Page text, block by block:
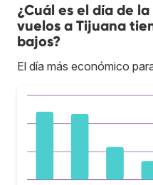
¿Cuál es el día de
vuelos a Tijuana
bajos?
El día más económico